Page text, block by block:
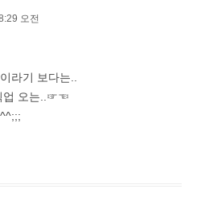
오전
라기 보다는..
업 오는..☞☜